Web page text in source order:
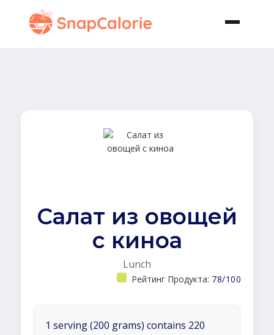
Салат из овощей
с киноа
Lunch
Рейтинг Продукта: 78/100
1 serving (200 grams) contains 220